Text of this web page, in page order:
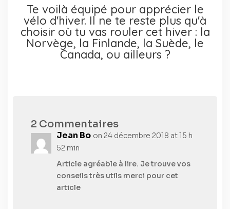
Te voilà équipé pour apprécier le
vélo d'hiver. Il ne te reste plus qu'à
choisir où tu vas rouler cet hiver : la
Norvège, la Finlande, la Suède, le
Canada, ou ailleurs ?
2 Commentaires
Jean Bo on 24 décembre 2018 at 15 h
52 min
Article agréable à lire. Je trouve vos
conseils très utils merci pour cet
article